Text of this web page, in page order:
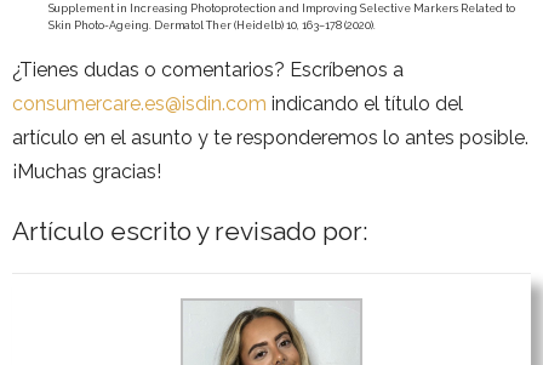
Supplement in Increasing Photoprotection and Improving Selective Markers Related to
Skin Photo-Ageing. Dermatol Ther (Heidelb) 10, 163–178 (2020).
¿Tienes dudas o comentarios? Escríbenos a
consumercare.es@isdin.com indicando el título del
artículo en el asunto y te responderemos lo antes posible.
¡Muchas gracias!
Artículo escrito y revisado por: